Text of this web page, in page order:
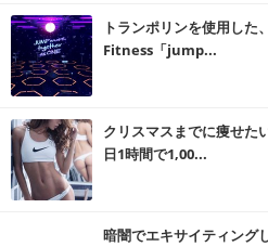
トランポリンを使用し
Fitness「jump...
クリスマスまでに痩せ
日1時間で1,00...
暗闇でエキサイティング